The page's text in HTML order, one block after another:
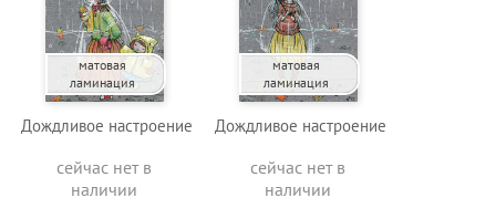
матовая
ламинация
Дождливое настроение
сейчас нет в
наличии
матовая
ламинация
Дождливое настроение
сейчас нет в
наличии